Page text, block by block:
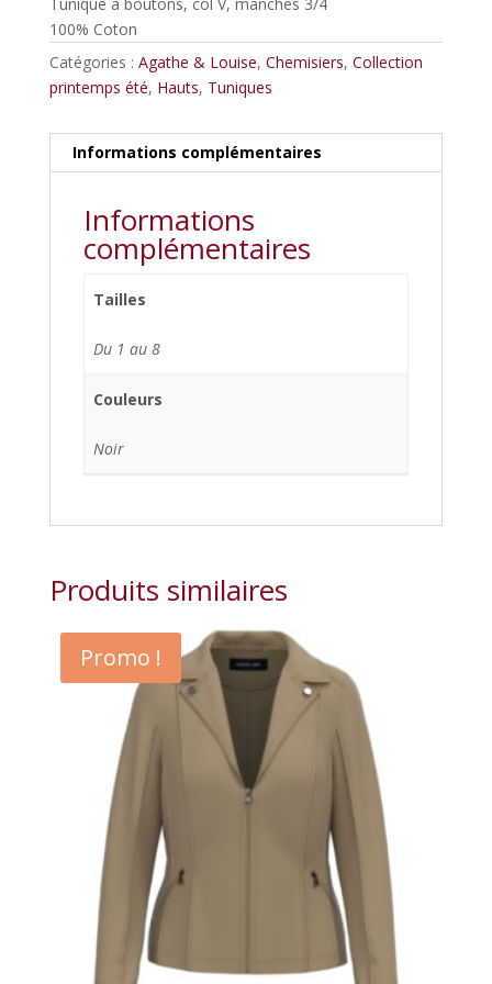
était :
55,00€.
est :
44,00€.
Tunique à boutons, col V, manches 3/4
100% Coton
Catégories : Agathe & Louise, Chemisiers, Collection
printemps été, Hauts, Tuniques
Informations complémentaires
Informations
complémentaires
Tailles
Du 1 au 8
Couleurs
Noir
Produits similaires
Promo !